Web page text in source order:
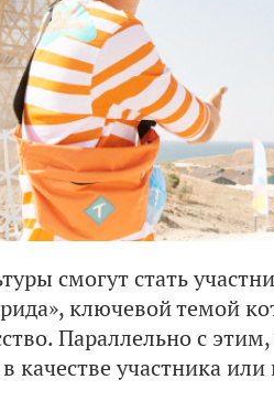
смогут стать
ключевой темой
Параллельно с
качестве участника или